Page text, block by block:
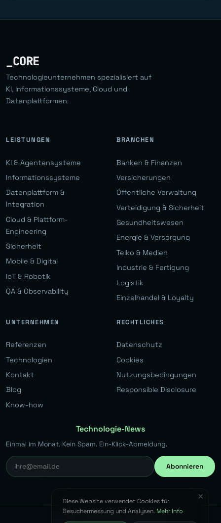
_CORE
Technologieunternehmen spezialisiert auf
KI, Informationssysteme, Cloud und
Datenplattformen.
LEISTUNGEN
KI & Agentensysteme
Informationssysteme
Datenplattform &
Integration
Cloud & Plattform-
Engineering
Sicherheit
Mobile & Digital
IoT & Robotik
QA & Observability
BRANCHEN
Banken & Finanzen
Versicherungen
Öffentliche Verwaltung
Verteidigung & Sicherheit
Gesundheitswesen
Energie & Versorgung
Telko & Medien
Industrie & Fertigung
Logistik
Einzelhandel & Loyalty
UNTERNEHMEN
Referenzen
Technologien
Kontakt
Blog
Know-how
RECHTLICHES
Datenschutz
Cookies
Nutzungsbedingungen
Responsible Disclosure
Technologie-News
Einmal im Monat. Kein Spam. Ein-Klick-Abmeldung.
Abonnieren
✕
Diese Website verwendet Cookies für
Besuchermessung und Analysen. Mehr Info